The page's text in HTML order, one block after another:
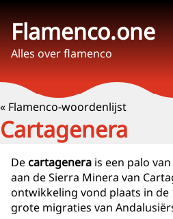
Flamenco.one
Alles over flamenco
« Flamenco-woordenlijst
Cartagenera
Decartagenera is een palo
aan de Sierra Minera van
ontwikkeling vond plaats in de
grote migraties van